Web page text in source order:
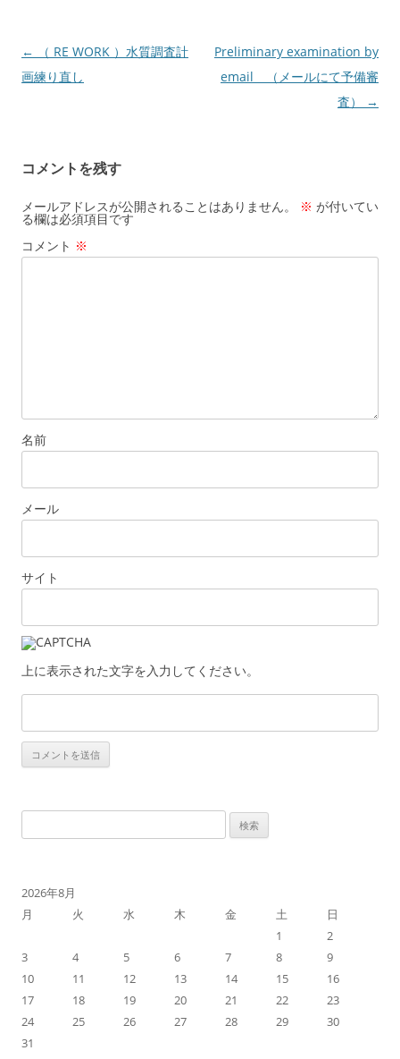
投
稿
ー
シ
ョ
ン
←
（ RE WORK ）水質調査計
画練り直し
Preliminary examination by
email （メールにて予備審
査）
→
コメントを残す
メールアドレスが公開されることはありません。 ※ が付いてい
る欄は必須項目です
コメント ※
名前
メール
サイト
上に表示された文字を入力してください。
索:
2026年8月
月
火 水 木 金 土
日
1
2
3
4 5 6 7 8
9
10
11 12 13 14 15
16
17
18 19 20 21 22
23
24
25 26 27 28 29
30
31